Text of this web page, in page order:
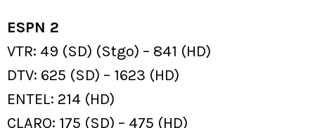
ESPN 2
VTR: 49 (SD) (Stgo) – 841 (HD)
DTV: 625 (SD) – 1623 (HD)
ENTEL: 214 (HD)
CLARO: 175 (SD) – 475 (HD)